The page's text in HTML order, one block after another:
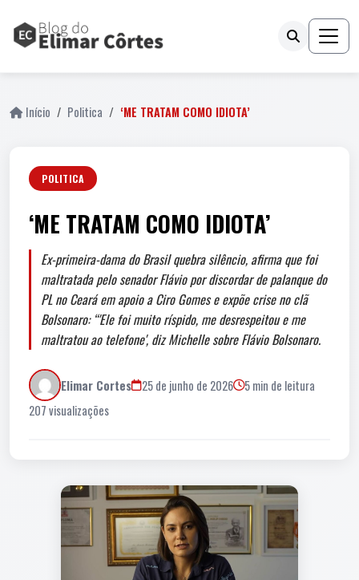
Início Politica ‘ME TRATAM COMO IDIOTA’
POLITICA
‘ME TRATAM COMO IDIOTA’
Ex-primeira-dama do Brasil quebra silêncio, afirma que foi
maltratada pelo senador Flávio por discordar de palanque do
PL no Ceará em apoio a Ciro Gomes e expõe crise no clã
Bolsonaro: “'Ele foi muito ríspido, me desrespeitou e me
maltratou ao telefone', diz Michelle sobre Flávio Bolsonaro.
Elimar Cortes 25 de junho de 2026
5 min de leitura
207 visualizações